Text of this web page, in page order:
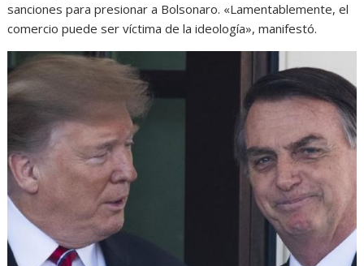
sanciones para presionar a Bolsonaro. «Lamentablemente, el
comercio puede ser víctima de la ideología», manifestó.